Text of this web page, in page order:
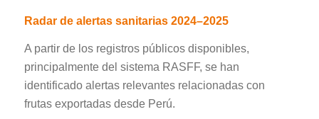
Radar de alertas sanitarias 2024–2025
A partir de los registros públicos disponibles,
principalmente del sistema RASFF, se han
identificado alertas relevantes relacionadas con
frutas exportadas desde Perú.